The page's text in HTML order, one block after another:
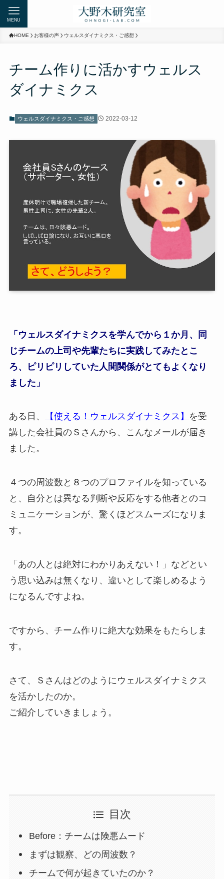
MENU
HOME お客様の声 ウェルスダイナミクス・ご感想
チーム作りに活かすウェルス
ダイナミクス
ウェルスダイナミクス・ご感想 2022-03-12
「ウェルスダイナミクスを学んでから１か月、同
じチームの上司や先輩たちに実践してみたとこ
ろ、ピリピリしていた人間関係がとてもよくなり
ました」
ある日、 【使える！ウェルスダイナミクス】
を受
講した会社員のＳさんから、こんなメールが届き
ました。
４つの周波数と８つのプロファイルを知っている
と、自分とは異なる判断や反応をする他者とのコ
ミュニケーションが、驚くほどスムーズになりま
す。
「あの人とは絶対にわかりあえない！」などとい
う思い込みは無くなり、違いとして楽しめるよう
になるんですよね。
ですから、チーム作りに絶大な効果をもたらしま
す。
さて、Ｓさんはどのようにウェルスダイナミクス
を活かしたのか。
ご紹介していきましょう。
目次
Before：チームは険悪ムード
まずは観察、どの周波数？
チームで何が起きていたのか？